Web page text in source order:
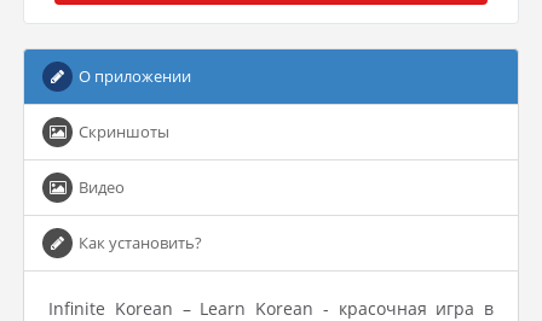
О приложении
Скриншоты
Видео
Как установить?
Infinite Korean – Learn Korean - красочная игра в